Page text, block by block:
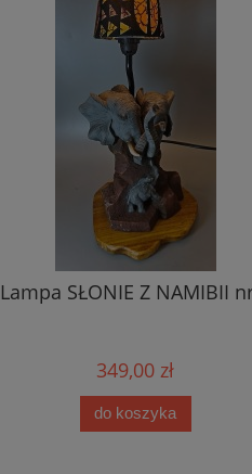
Lampa SŁONIE Z NAMIBII
349,00 zł
do koszyka